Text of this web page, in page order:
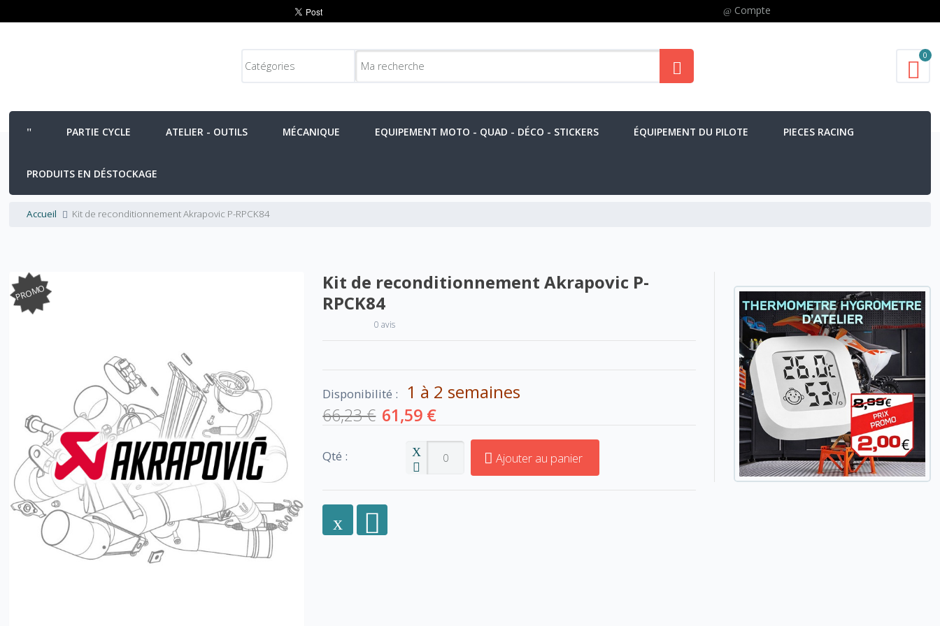
Compte
0
PARTIE CYCLE ATELIER - OUTILS MÉCANIQUE EQUIPEMENT MOTO - QUAD - DÉCO - STICKERS ÉQUIPEMENT DU PILOTE PIECES RACING
PRODUITS EN DÉSTOCKAGE
Accueil Kit de reconditionnement Akrapovic P-RPCK84
PROMO
Kit de reconditionnement Akrapovic P-
RPCK84
0 avis
Disponibilité : 1 à 2 semaines
66,23 € 61,59 €
Qté : Ajouter au panier